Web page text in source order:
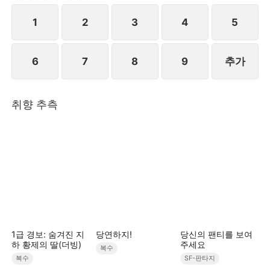
만 마음이 내키지 않아 거짓말로 여론을 몰아 진하준을
공격하고 안희연은 증거를 수집하여 경찰에 신고한다.
이한다.STORYMATRIX PTE.LTD
1 2 3 4 5
6 7 8 9 추가
취향 추측
1급 경보: 숨겨진 지
하 황제의 딸(더빙)
복수
당연하지!
복수
당신의 팬티를 보여
주세요
SF-판타지